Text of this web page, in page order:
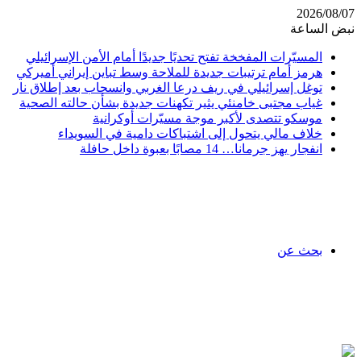
2026/08/07
نبض الساعة
المسيّرات المفخخة تفتح تحديًا جديدًا أمام الأمن الإسرائيلي
هرمز أمام ترتيبات جديدة للملاحة وسط تباين إيراني أميركي
توغل إسرائيلي في ريف درعا الغربي وانسحاب بعد إطلاق نار
غياب مجتبى خامنئي يثير تكهنات جديدة بشأن حالته الصحية
موسكو تتصدى لأكبر موجة مسيّرات أوكرانية
خلاف مالي يتحول إلى اشتباكات دامية في السويداء
انفجار يهز جرمانا… 14 مصابًا بعبوة داخل حافلة
بحث عن